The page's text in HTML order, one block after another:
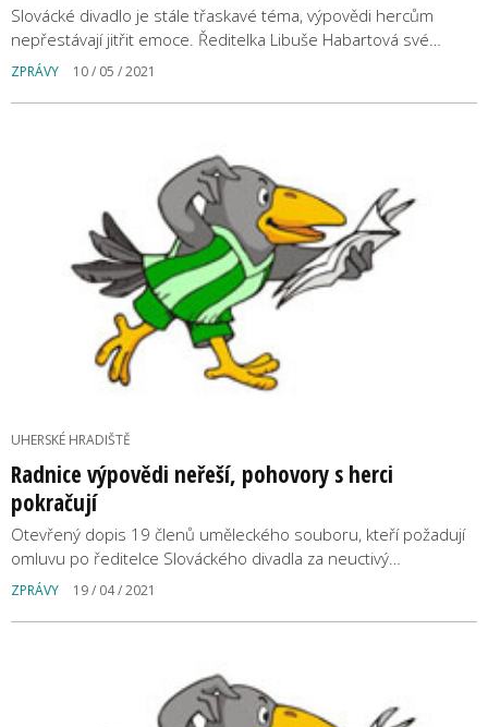
Slovácké divadlo je stále třaskavé téma, výpovědi hercům
nepřestávají jitřit emoce. Ředitelka Libuše Habartová své…
ZPRÁVY 10 / 05 / 2021
UHERSKÉ HRADIŠTĚ
Radnice výpovědi neřeší, pohovory s herci
pokračují
Otevřený dopis 19 členů uměleckého souboru, kteří požadují
omluvu po ředitelce Slováckého divadla za neuctivý…
ZPRÁVY 19 / 04 / 2021